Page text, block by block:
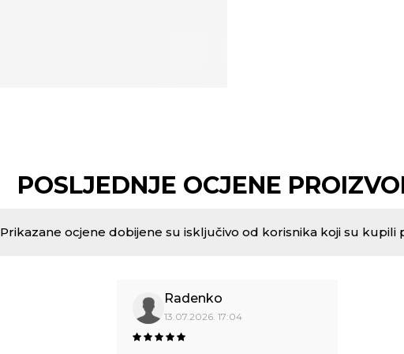
POSLJEDNJE OCJENE
Prikazane ocjene dobijene su isključivo od korisnika koji su kupili
Radenko
13.07.2026. 17:04